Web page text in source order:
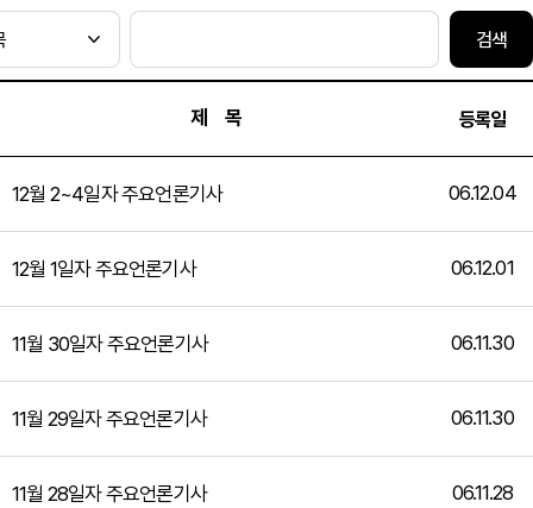
제 목 등록일
12월 2~4일자 주요언론기사 06.12.04
12월 1일자 주요언론기사 06.12.01
11월 30일자 주요언론기사 06.11.30
11월 29일자 주요언론기사 06.11.30
11월 28일자 주요언론기사 06.11.28
검색